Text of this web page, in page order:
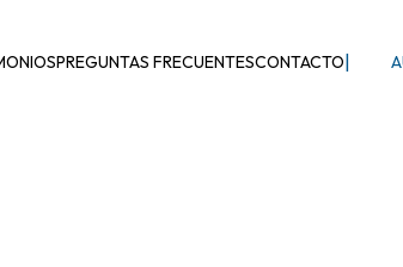
PREGUNTAS FRECUENTESCONTACTO|